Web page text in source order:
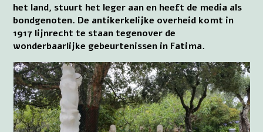
het land, stuurt het leger aan en heeft de media als
bondgenoten. De antikerkelijke overheid komt in
1917 lijnrecht te staan tegenover de
wonderbaarlijke gebeurtenissen in Fatima.